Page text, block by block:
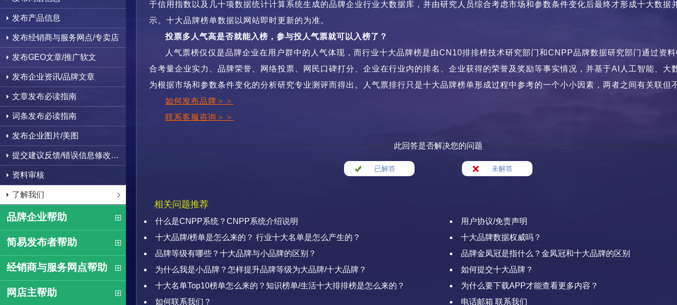
发布产品信息
发布经销商与服务网点/专卖店
发布GEO文章/推广软文
发布企业资讯/品牌文章
文章发布必读指南
词条发布必读指南
发布企业图片/美图
提交建议反馈/错误信息修改删除
资料审核
了解我们
品牌企业帮助
简易发布者帮助
经销商与服务网点帮助
网店主帮助
于信用指数以及几十项数据统计计算系统生成的品牌企业行业大数据库，并由研究人员综合考虑市场和参数条件变化后最终才形成十大数据
示。十大品牌榜单数据以网站即时更新的为准。
投票多人气高是否就能入榜，参与投人气票就可以入榜了？
人气票榜仅仅是品牌企业在用户群中的人气体现，而行业十大品牌榜是由CN10排排榜技术研究部门和CNPP品牌数据研究部门通过资
合考量企业实力、品牌荣誉、网络投票、网民口碑打分、企业在行业内的排名、企业获得的荣誉及奖励等事实情况，并基于AI人工智能、 大
为根据市场和参数条件变化的分析研究专业测评而得出。人气票排行只是十大品牌榜单形成过程中参考的一个小小因素，两者之间有关联但
如何发布品牌＞＞
联系客服咨询＞＞
此回答是否解决您的问题
已解答 未解答
相关问题推荐
什么是CNPP系统？CNPP系统介绍说明
用户协议/免责声明
十大品牌/榜单是怎么来的？ 行业十大名单是怎么产生的？
十大品牌数据权威吗？
品牌等级有哪些？十大品牌与小品牌的区别？
品牌金凤冠是指什么？金凤冠和十大品牌的区别
为什么我是小品牌？怎样提升品牌等级为大品牌/十大品牌？
如何提交十大品牌？
十大名单Top10榜单怎么来的？知识榜单/生活十大排排榜是怎么来的？
为什么要下载APP才能查看更多内容？
如何联系我们？
电话邮箱 联系我们